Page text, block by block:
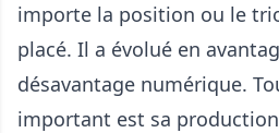
importe la position ou le
placé. Il a évolué en
désavantage numérique.
important est sa